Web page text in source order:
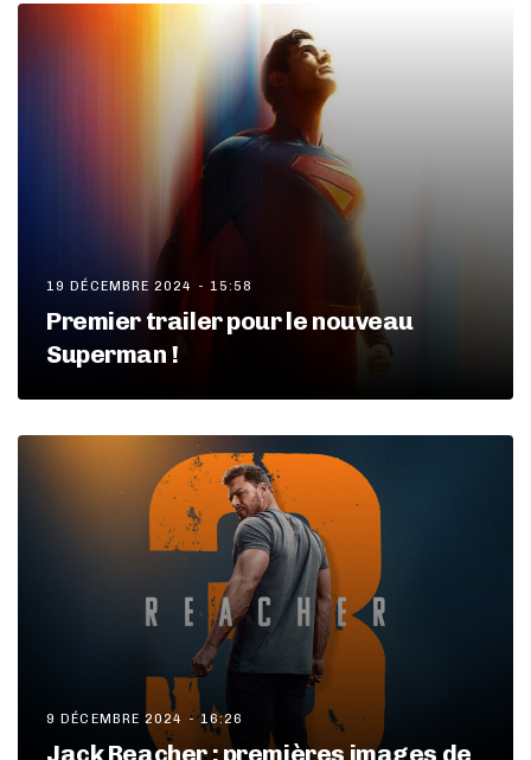
19 DÉCEMBRE 2024 - 15:58
Premier trailer pour le nouveau
Superman !
9 DÉCEMBRE 2024 - 16:26
Jack Reacher : premières images de